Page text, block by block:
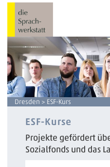
Dresden > ESF-Kurs
ESF-Kurse
Projekte gefördert
Sozialfonds und das